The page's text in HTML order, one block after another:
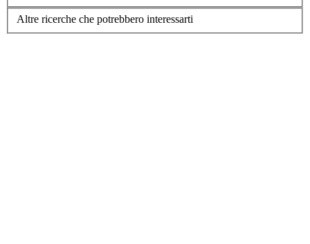
Altre ricerche che potrebbero interessarti